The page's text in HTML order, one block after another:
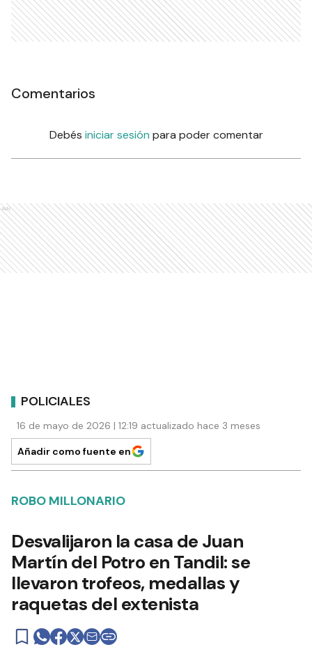
Comentarios
Debés iniciar sesión para poder comentar
Ads
POLICIALES
16 de mayo de 2026 | 12:19 actualizado hace 3 meses
Añadir como fuente en
ROBO MILLONARIO
Desvalijaron la casa de Juan
Martín del Potro en Tandil: se
llevaron trofeos, medallas y
raquetas del extenista